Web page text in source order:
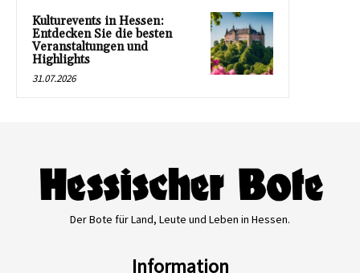
Kulturevents in Hessen:
Entdecken Sie die besten
Veranstaltungen und
Highlights
31.07.2026
Der Bote für Land, Leute und Leben in Hessen.
Information